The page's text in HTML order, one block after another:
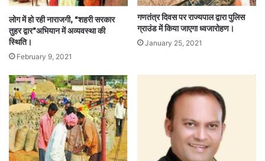
लोग में हो रही नाराजगी, “शहरी सरकार
तुहर द्वार”अभियान में अव्यवस्था की
स्थिति।
February 9, 2021
गणतंत्र दिवस पर राज्यपाल द्वारा पुलिस
ग्राउंड में किया जाएगा ध्वजारोहण।
January 25, 2021